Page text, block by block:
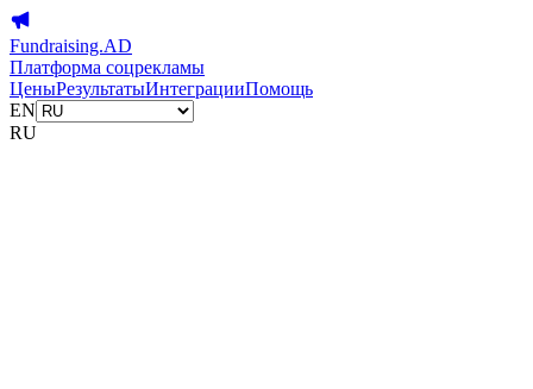
Fundraising.AD
Платформа соцрекламы
ЦеныРезультатыИнтеграцииПомощь
EN
RU